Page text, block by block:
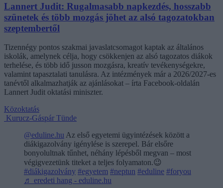
Lannert Judit: Rugalmasabb napkezdés, hosszabb
szünetek és több mozgás jöhet az alsó tagozatokban
szeptembertől
Tizennégy pontos szakmai javaslatcsomagot kaptak az általános
iskolák, amelynek célja, hogy csökkenjen az alsó tagozatos diákok
terhelése, és több idő jusson mozgásra, kreatív tevékenységekre,
valamint tapasztalati tanulásra. Az intézmények már a 2026/2027-es
tanévtől alkalmazhatják az ajánlásokat – írta Facebook-oldalán
Lannert Judit oktatási miniszter.
Közoktatás
Kurucz-Gáspár Tünde
@eduline.hu Az első egyetemi ügyintézések között a
diákigazolvány igénylése is szerepel. Bár elsőre
bonyolultnak tűnhet, néhány lépésből megvan – most
végigvezetünk titeket a teljes folyamaton.😉
#diákigazolvány #egyetem #neptun #eduline #foryou
♬ eredeti hang - eduline.hu